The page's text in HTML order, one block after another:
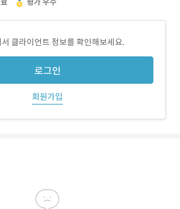
평가 우수
클라이언트 정보를 확인해보세요.
로그인
회원가입